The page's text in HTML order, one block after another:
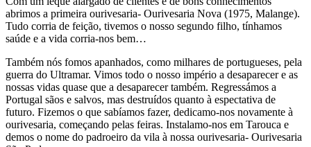
abrimos a primeira ourivesaria- Ourivesaria Nova (1975, Malange).
Tudo corria de feição, tivemos o nosso segundo filho, tínhamos
saúde e a vida corria-nos bem…
Também nós fomos apanhados, como milhares de portugueses, pela
guerra do Ultramar. Vimos todo o nosso império a desaparecer e as
nossas vidas quase que a desaparecer também. Regressámos a
Portugal sãos e salvos, mas destruídos quanto à espectativa de
futuro. Fizemos o que sabíamos fazer, dedicamo-nos novamente à
ourivesaria, começando pelas feiras. Instalamo-nos em Tarouca e
demos o nome do padroeiro da vila à nossa ourivesaria- Ourivesaria